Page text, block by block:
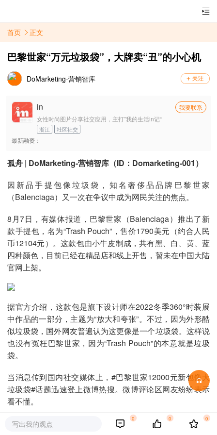
首页 正文
巴黎世家“万元垃圾袋”，大牌卖“丑”的小心机
DoMarketing-营销智库
in
我要联系
女性时尚图片分享社交应用，主打”我的生活in记“
浙江 社区社交
最新融资：
孤舟 | DoMarketing-营销智库（ID：Domarketing-001）
因新品手提包像垃圾袋，知名奢侈品品牌巴黎世家
（Balenciaga）又一次在争议中成为网民关注的焦点。
8月7日，有媒体报道，巴黎世家（Balenciaga）推出了新
款手提包，名为“Trash Pouch”，售价1790美元（约合人民
币12104元）。这款包由小牛皮制成，共有黑、白、黄、蓝
四种颜色，目前已经在精品店和线上开售，暂未在中国大陆
官网上架。
据官方介绍，这款包是旗下设计师在2022冬季360°时装展
中作品的一部分，主题为“放大和夸张”。不过，因为外形酷
似垃圾袋，国外网友普遍认为这更像是一个垃圾袋。这样说
也没有冤枉巴黎世家，因为“Trash Pouch”的本意就是垃圾
袋。
当消息传到国内社交媒体上，#巴黎世家12000元新包像大
垃圾袋#话题迅速登上微博热搜。微博评论区网友纷纷表示
看不懂。
有网友担忧：“这包可得看好了，保洁阿姨分分钟收拾扔
写出我的观点
0 0 0